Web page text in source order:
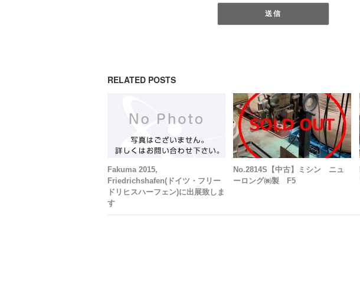
RELATED POSTS
Fakuma 2015,
Friedrichshafen(ドイツ・フリー
ドリヒスハーフェン)に出展致しま
す
No.2814S【中古】ミシン ニュ
ーロング㈱製 F5